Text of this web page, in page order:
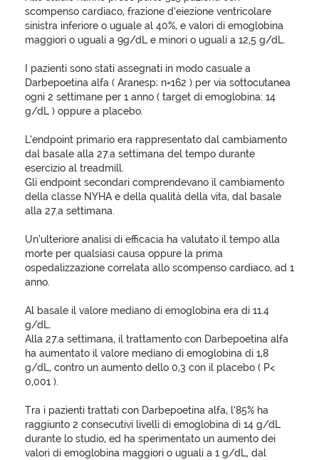
scompenso cardiaco, frazione d’eiezione ventricolare
sinistra inferiore o uguale al 40%, e valori di emoglobina
maggiori o uguali a 9g/dL e minori o uguali a 12,5 g/dL.
I pazienti sono stati assegnati in modo casuale a
Darbepoetina alfa ( Aranesp; n=162 ) per via sottocutanea
ogni 2 settimane per 1 anno ( target di emoglobina: 14
g/dL ) oppure a placebo.
L’endpoint primario era rappresentato dal cambiamento
dal basale alla 27.a settimana del tempo durante
esercizio al treadmill.
Gli endpoint secondari comprendevano il cambiamento
della classe NYHA e della qualità della vita, dal basale
alla 27.a settimana.
Un’ulteriore analisi di efficacia ha valutato il tempo alla
morte per qualsiasi causa oppure la prima
ospedalizzazione correlata allo scompenso cardiaco, ad 1
anno.
Al basale il valore mediano di emoglobina era di 11.4
g/dL.
Alla 27.a settimana, il trattamento con Darbepoetina alfa
ha aumentato il valore mediano di emoglobina di 1,8
g/dL, contro un aumento dello 0,3 con il placebo ( P<
0,001 ).
Tra i pazienti trattati con Darbepoetina alfa, l’85% ha
raggiunto 2 consecutivi livelli di emoglobina di 14 g/dL
durante lo studio, ed ha sperimentato un aumento dei
valori di emoglobina maggiori o uguali a 1 g/dL, dal